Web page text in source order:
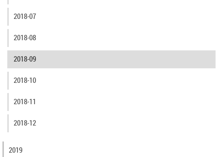
2018-07
2018-08
2018-09
2018-10
2018-11
2018-12
2019